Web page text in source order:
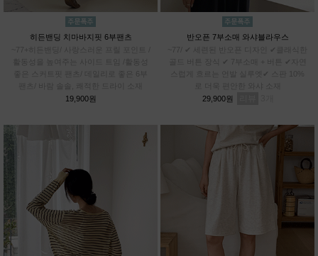
히든밴딩 치마바지핏 6부팬츠
~77+히든밴딩/ 사랑스러운 프릴 포인트 /
활동성을 높여주는 사이드 트임 /활동성
좋은 스커트핏 팬츠/ 데일리로 좋은 6부
팬츠/ 바람 솔솔, 쾌적한 드라이 소재
19,900원
반오픈 7부소매 와샤블라우스
~77/ ✔ 세련된 반오픈 디자인 ✔클래식한
골드 버튼 장식 ✔ 7부소매 + 버튼 ✔자연
스럽게 흐르는 언발 실루엣✔ 스판 10%
로 더욱 편안한 와샤 소재
29,900원